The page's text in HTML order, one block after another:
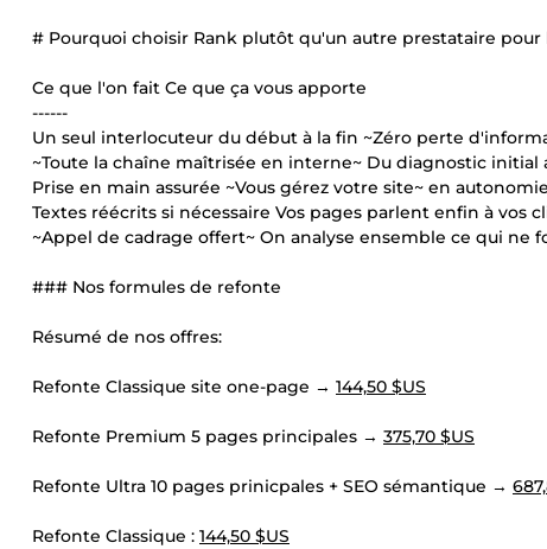
# Pourquoi choisir Rank plutôt qu'un autre prestataire
Ce que l'on fait Ce que ça vous apporte
------
Un seul interlocuteur du début à la fin ~Zéro perte
~Toute la chaîne maîtrisée en interne~ Du diagnostic initial
Prise en main assurée ~Vous gérez votre site~ en
Textes réécrits si nécessaire Vos pages parlent enfin à vos
~Appel de cadrage offert~ On analyse ensemble ce qui
### Nos formules de refonte
Résumé de nos offres:
Refonte Classique site one-page → 144,50 $US
Refonte Premium 5 pages principales → 375,70 $US
Refonte Ultra 10 pages prinicpales + SEO sémantique →
Refonte Classique : 144,50 $US